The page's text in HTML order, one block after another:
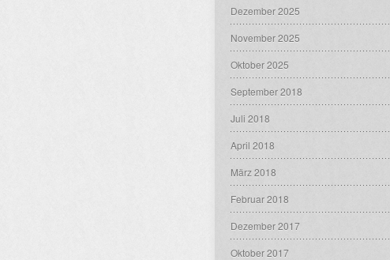
Dezember 2025
November 2025
Oktober 2025
September 2018
Juli 2018
April 2018
März 2018
Februar 2018
Dezember 2017
Oktober 2017